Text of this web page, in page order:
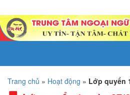
Trang chủ » Hoạt động » Lớp quyển